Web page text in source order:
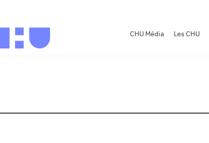
CHU Média Les CHU